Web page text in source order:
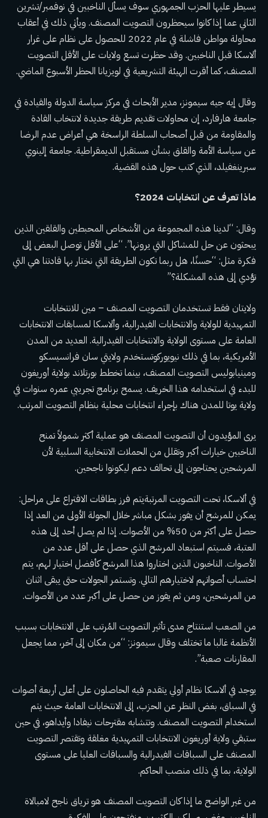
يسيطر عليها الحزب الجمهوري سوف يسأل الناخبين في نوفمبر/تشرين
الثاني عما إذا كانوا سيحظرون التصويت المصنف. ويأتي ذلك في أعقاب
محاولة مواطن فاشلة في عام 2022 للحصول على نظام على غرار
ألاسكا قبل الناخبين. وقد حظرت تسع ولايات على الأقل التصويت
المصنف، كما أقرت الهيئة التشريعية في لويزيانا الحظر الأسبوع الماضي.
وقال إيه جيه سيمونز، مدير الأبحاث في مركز سياسة الدولة والقيادة في
جامعة هارفارد، إن محاولات تقديم طريقة جديدة لانتخاب القادة
والمقاومة من قبل أصحاب السلطة الراسخة هي أعراض عدم الرضا
عن سياسة الأمة والقلق بشأن مستقبل الديمقراطية. جامعة إلينوي
سبرينغفيلد، الذي كتب حول هذه القضية.
ماذا تعرف عن انتخابات 2024؟
وقال: “لدينا هذه المجموعة من الأشخاص المحبطين والقلقين الذين
يبحثون عن حل للمشاكل التي يرونها”. “على الأقل توصل البعض إلى
فكرة مثل: “حسنًا، هل ربما تكون الطريقة التي نختار بها قادتنا هي التي
تؤدي إلى هذه المشكلة؟”
ولايتان فقط تستخدمان التصويت المصنف – مين للانتخابات
التمهيدية للولاية والانتخابات الفيدرالية، وألاسكا لمسابقات الانتخابات
العامة على مستوى الولاية والانتخابات الفيدرالية. العديد من المدن
الأمريكية، بما في ذلك نيويوركوتستخدم ولايتي سان فرانسيسكو
ومينيابوليس التصويت المصنف، بينما تخطط بورتلاند بولاية أوريغون
للبدء في استخدامه هذا الخريف. يسمح برنامج تجريبي عمره سنوات في
ولاية يوتا للمدن هناك بإجراء انتخابات محلية بنظام التصويت المرتب.
يرى المؤيدون أن التصويت المصنف هو عملية أكثر شمولاً تمنح
الناخبين خيارات أكبر وتقلل من الحملات الانتخابية السلبية لأن
المرشحين يحتاجون إلى تحالف دعم ليكونوا ناجحين.
في ألاسكا، تحت التصويت المرتبةيتم فرز بطاقات الاقتراع على مراحل:
يمكن للمرشح أن يفوز بشكل مباشر خلال الجولة الأولى من العد إذا
حصل على أكثر من 50% من الأصوات. إذا لم يصل أحد إلى هذه
العتبة، فسيتم استبعاد المرشح الذي حصل على أقل عدد من
الأصوات. الناخبون الذين اختاروا هذا المرشح كأفضل اختيار لهم، يتم
احتساب أصواتهم لاختيارهم التالي. وتستمر الجولات حتى يبقى اثنان
من المرشحين، ومن ثم يفوز من حصل على أكبر عدد من الأصوات.
من الصعب استنتاج مدى تأثير التصويت المُرتب على الانتخابات بسبب
الأنظمة غالبا ما تختلف وقال سيمونز: “من مكان إلى آخر، مما يجعل
المقارنات صعبة”.
يوجد في ألاسكا نظام أولي يتقدم فيه الحاصلون على أعلى أربعة أصوات
في السباق، بغض النظر عن الحزب، إلى الانتخابات العامة حيث يتم
استخدام التصويت المصنف. وتتشابه مقترحات نيفادا وأيداهو، في حين
ستبقي ولاية أوريغون الانتخابات التمهيدية مغلقة وتقتصر التصويت
المصنف على السباقات الفيدرالية والسباقات العليا على مستوى
الولاية، بما في ذلك منصب الحاكم.
من غير الواضح ما إذا كان التصويت المصنف هو ترياق ناجح لامبالاة